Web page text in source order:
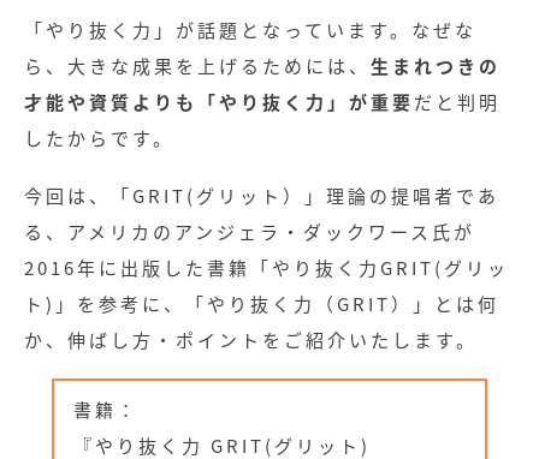
「やり抜く力」が話題となっています。なぜな
ら、大きな成果を上げるためには、 生まれつきの
才能や資質よりも「やり抜く力」が重要だと判明
したからです。
今回は、「GRIT(グリット）」理論の提唱者であ
る、アメリカのアンジェラ・ダックワース氏が
2016年に出版した書籍「やり抜く力GRIT(グリッ
ト)」を参考に、「やり抜く力（GRIT）」とは何
か、伸ばし方・ポイントをご紹介いたします。
書籍：
『やり抜く力 GRIT(グリット)